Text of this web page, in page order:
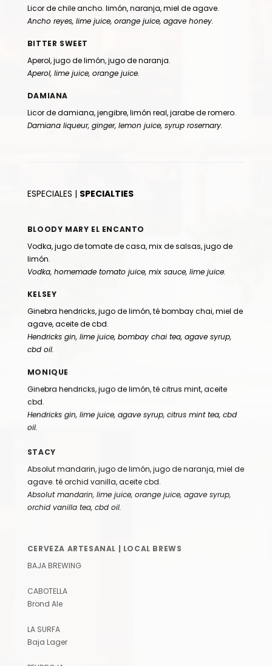
Licor de chile ancho. limón, naranja, miel de agave.
Ancho reyes, lime juice, orange juice, agave honey.
BITTER SWEET
Aperol, jugo de limón, jugo de naranja.
Aperol, lime juice, orange juice.
DAMIANA
Licor de damiana, jengibre, limón real, jarabede romero.
Damiana liqueur, ginger, lemon juice, syrup rosemary.
ESPECIALES | SPECIALTIES
BLOODY MARY EL ENCANTO
Vodka, jugo de tomate de casa, mix de salsas, jugo de
limón.
Vodka, homemade tomato juice, mix sauce, lime juice.
KELSEY
Ginebra hendricks, jugo de limón, té bombay chai, miel de
agave, aceite de cbd.
Hendricks gin, lime juice, bombay chai tea, agave syrup,
cbd oil.
MONIQUE
Ginebra hendricks, jugo de limón, té citrus mint, aceite
cbd.
Hendricks gin, lime juice, agave syrup, citrus mint tea, cbd
oil.
STACY
Absolut mandarin, jugo de limón, jugo de naranja, miel de
agave. té orchid vanilla, aceite cbd.
Absolut mandarin, lime juice, orange juice, agave syrup,
orchid vanilla tea, cbd oil.
Brond Ale
Baja Lager